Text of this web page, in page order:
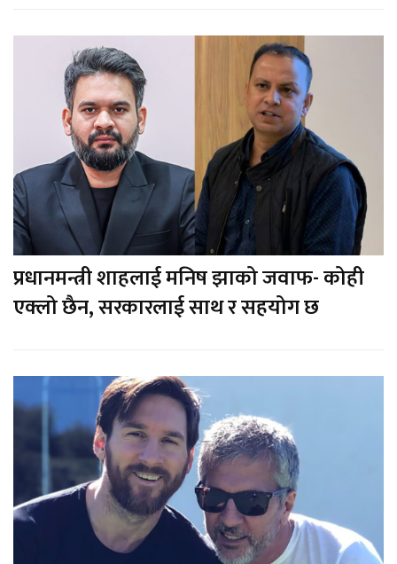
प्रधानमन्त्री शाहलाई मनिष झाको जवाफ- कोही
एक्लो छैन, सरकारलाई साथ र सहयोग छ